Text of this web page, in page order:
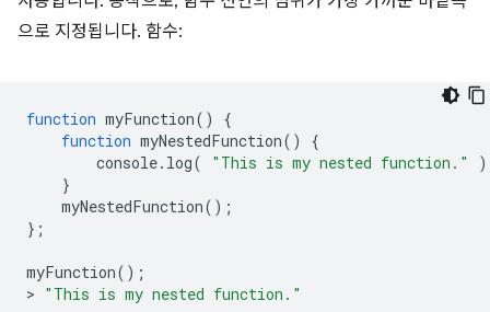
으로 지정됩니다. 함수:
function myFunction()
{
function myNestedFunction()
{
console. log( "This is my nested function."
}
myNestedFunction();
};
myFunction();
> "This is my nested function."